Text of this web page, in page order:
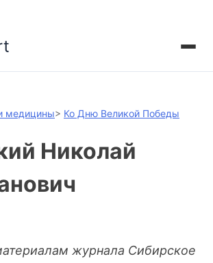
медицины> Ко Дню Великой Победы
Николай
журнала Сибирское